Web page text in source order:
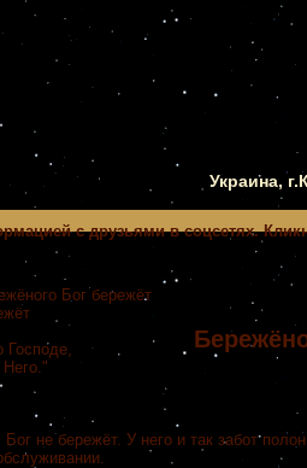
Украина,
с друзьями в соцсетях.
Бог бережёт
Господе,
Него."
не бережёт. У него и так забот